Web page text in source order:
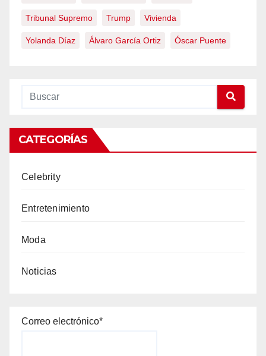
Tribunal Supremo Trump Vivienda
Yolanda Díaz Álvaro García Ortiz Óscar Puente
CATEGORÍAS
Celebrity
Entretenimiento
Moda
Noticias
Correo electrónico*